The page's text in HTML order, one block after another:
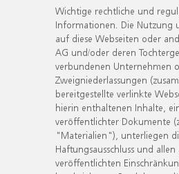
Wichtige rechtliche und
Informationen. Die Nutzung
auf diese Webseiten oder
AG und/oder deren
verbundenen Unternehmen
Zweigniederlassungen
bereitgestellte verlinkte
hierin enthaltenen Inhalte,
veröffentlichter Dokumente
"Materialien"), unterliegen
Haftungsausschluss und
veröffentlichten